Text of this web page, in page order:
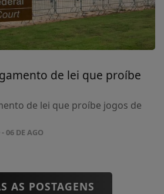
de lei que proíbe
de lei que proíbe jogos de
- 06 DE AGO
AS POSTAGENS